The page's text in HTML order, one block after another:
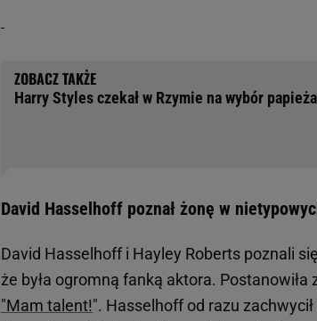
Harry Styles czekał w Rzymie na wybór
David Hasselhoff poznał żonę w
David Hasselhoff i Hayley Roberts poznali
że była ogromną fanką aktora.
"Mam talent!". Hasselhoff od razu